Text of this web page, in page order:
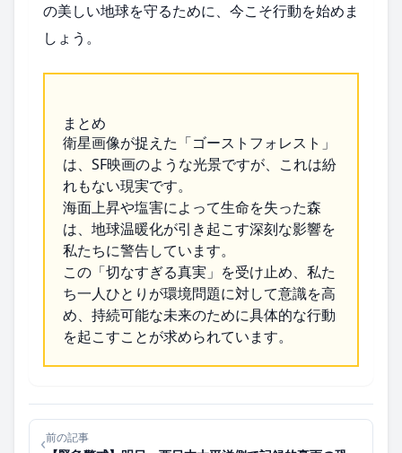
の美しい地球を守るために、今こそ行動を始めま
しょう。
まとめ
衛星画像が捉えた「ゴーストフォレスト」
は、SF映画のような光景ですが、これは紛
れもない現実です。
海面上昇や塩害によって生命を失った森
は、地球温暖化が引き起こす深刻な影響を
私たちに警告しています。
この「切なすぎる真実」を受け止め、私た
ち一人ひとりが環境問題に対して意識を高
め、持続可能な未来のために具体的な行動
を起こすことが求められています。
‹前の記事